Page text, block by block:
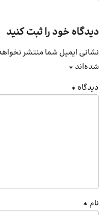
دیدگاه خود را ثبت کنید
نشانی ایمیل شما منتشر
شده‌اند *
دیدگاه *
نام *